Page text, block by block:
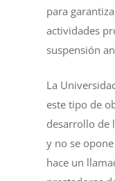
para
actividades
suspensión
La
este tipo de
desarrollo de
y no se
hace un